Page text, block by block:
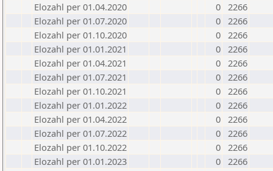
Elozahl per 01.04.2020
0 2266
Elozahl per 01.07.2020
0 2266
Elozahl per 01.10.2020
0 2266
Elozahl per 01.01.2021
0 2266
Elozahl per 01.04.2021
0 2266
Elozahl per 01.07.2021
0 2266
Elozahl per 01.10.2021
0 2266
Elozahl per 01.01.2022
0 2266
Elozahl per 01.04.2022
0 2266
Elozahl per 01.07.2022
0 2266
Elozahl per 01.10.2022
0 2266
Elozahl per 01.01.2023
0 2266